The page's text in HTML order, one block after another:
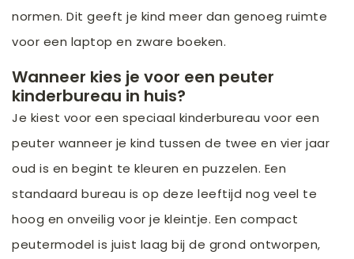
normen. Dit geeft je kind meer dan genoeg ruimte
voor een laptop en zware boeken.
Wanneer kies je voor een peuter
kinderbureau in huis?
Je kiest voor een speciaal kinderbureau voor een
peuter wanneer je kind tussen de twee en vier jaar
oud is en begint te kleuren en puzzelen. Een
standaard bureau is op deze leeftijd nog veel te
hoog en onveilig voor je kleintje. Een compact
peutermodel is juist laag bij de grond ontworpen,